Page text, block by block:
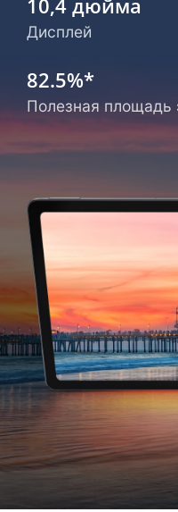
10,4 дюйма
Дисплей
82.5%*
Полезная площадь